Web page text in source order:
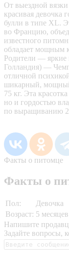
От выездной
красивая девочка
булли в типе XL.
во Францию,
известного
обладает мощным
Родители — яркие
Голландия) —
отличной
шикарный,
75 кг. Эта
но и гордостью
по выращиванию
Факты о питомце
Факты о
Пол:
Девочка
Возраст: 5
Напишите
Задайте вопросы,